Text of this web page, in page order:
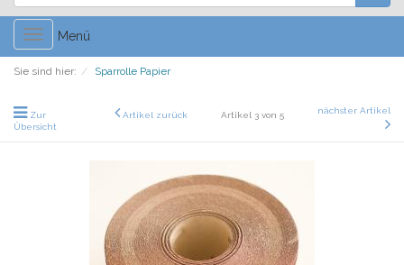
Toggle
navigation
Menü
Sie sind hier: Sparrolle Papier
Zur
Übersicht
Artikel zurück Artikel 3 von 5 nächster Artikel